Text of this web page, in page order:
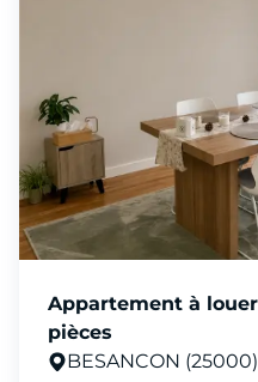
maintenant votre dossier de
Square Habitat Provence Côte
Appartement à louer
pièces
BESANCON (25000)